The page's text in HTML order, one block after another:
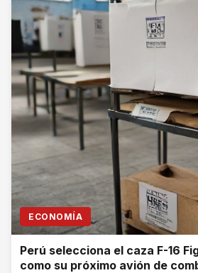
ECONOMÍA
Perú selecciona el caza F-16
como su próximo avión de